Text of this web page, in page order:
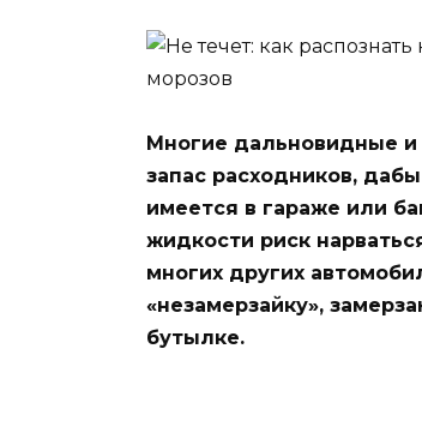
Многие дальновидные и
запас расходников,
имеется в гараже или
жидкости риск
многих других
«незамерзайку»,
бутылке.